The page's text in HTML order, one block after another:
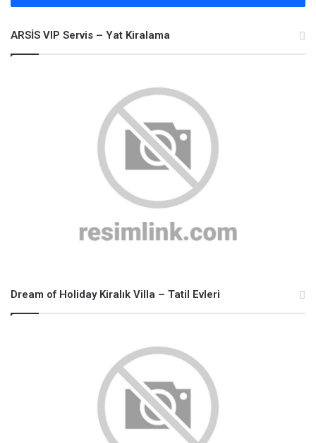
ARSİS VIP Servis – Yat Kiralama
Dream of Holiday Kiralık Villa – Tatil Evleri